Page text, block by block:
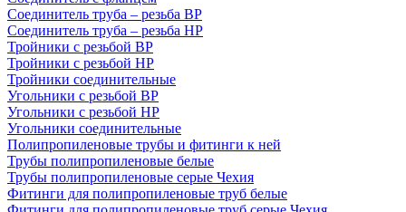
Соединитель труба – резьба ВР
Соединитель труба – резьба НР
Тройники с резьбой ВР
Тройники с резьбой НР
Тройники соединительные
Угольники с резьбой ВР
Угольники с резьбой НР
Угольники соединительные
Полипропиленовые трубы и фитинги к ней
Трубы полипропиленовые белые
Трубы полипропиленовые серые Чехия
Фитинги для полипропиленовые труб белые